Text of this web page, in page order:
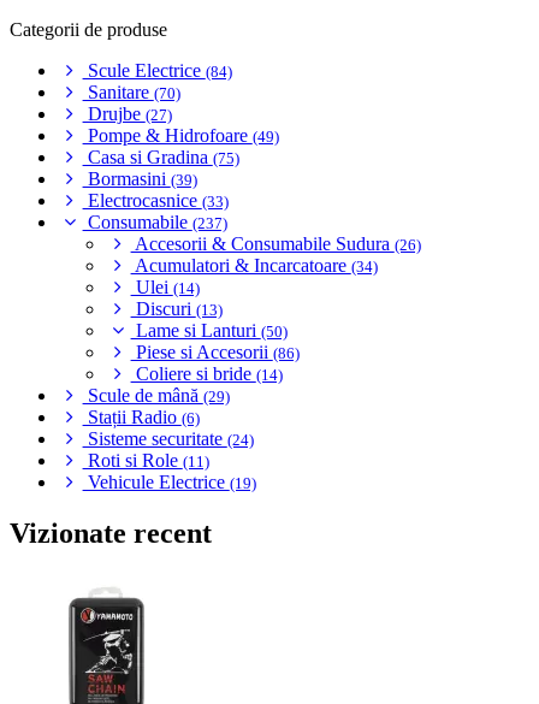
Categorii de produse
Scule Electrice (84)
Sanitare (70)
Drujbe (27)
Pompe & Hidrofoare (49)
Casa si Gradina (75)
Bormasini (39)
Electrocasnice (33)
Consumabile (237)
Accesorii & Consumabile Sudura (26)
Acumulatori & Incarcatoare (34)
Ulei (14)
Discuri (13)
Lame si Lanturi (50)
Piese si Accesorii (86)
Coliere si bride (14)
Scule de mână (29)
Stații Radio (6)
Sisteme securitate (24)
Roti si Role (11)
Vehicule Electrice (19)
Vizionate recent